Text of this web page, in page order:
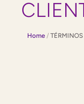
Home/